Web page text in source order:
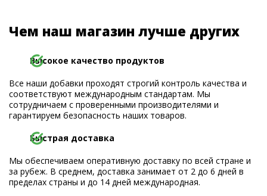
Чем наш магазин лучше других
Высокое качество продуктов
Все наши добавки проходят строгий контроль качества и
соответствуют международным стандартам. Мы
сотрудничаем с проверенными производителями и
гарантируем безопасность наших товаров.
Быстрая доставка
Мы обеспечиваем оперативную доставку по всей стране и
за рубеж. В среднем, доставка занимает от 2 до 6 дней в
пределах страны и до 14 дней международная.